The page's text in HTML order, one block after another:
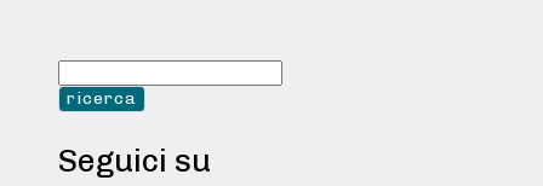
Seguici su